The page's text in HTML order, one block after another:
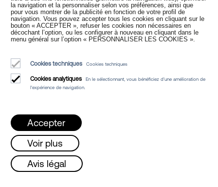
dans la Notariat
Luis Alberto Álvarez Moreno
Notaires de Barcelone et notaires en ligne pour toute l'Espagne
!! Lundi, mercredi et vendredi de 08h à
la navigation et la personnaliser selon vos préférences, ainsi que
pour vous montrer de la publicité en fonction de votre profil de
navigation. Vous pouvez accepter tous les cookies en cliquant sur le
bouton « ACCEPTER », refuser les cookies non nécessaires en
décochant l’option, ou les configurer à nouveau en cliquant dans le
menu général sur l’option « PERSONNALISER LES COOKIES ».
Cookies techniques Cookies techniques
Cookies analytiques
En le sélectionnant, vous bénéficiez d'une amélioration de
l'expérience de navigation.
Accepter
Voir plus
Avis légal